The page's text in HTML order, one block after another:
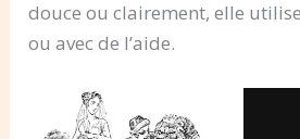
douce ou clairement, elle
ou avec de l’aide.